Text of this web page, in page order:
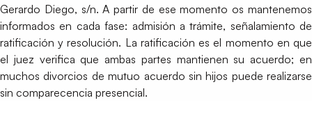
Gerardo Diego, s/n. A partir de ese momento os mantenemos
informados en cada fase: admisión a trámite, señalamiento de
ratificación y resolución. La ratificación es el momento en que
el juez verifica que ambas partes mantienen su acuerdo; en
muchos divorcios de mutuo acuerdo sin hijos puede realizarse
sin comparecencia presencial.